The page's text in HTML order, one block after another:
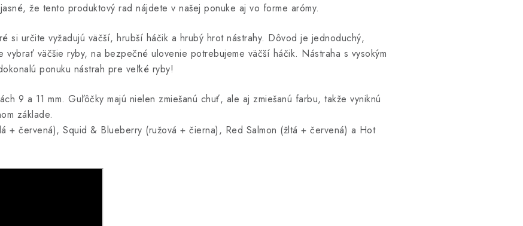
že tento produktový rad nájdete v našej ponuke aj vo forme arómy.
si určite vyžadujú väčší, hrubší háčik a hrubý hrot nástrahy. Dôvod je jednoduchý,
väčšie ryby, na bezpečné ulovenie potrebujeme väčší háčik. Nástraha s vysokým
ponuku nástrah pre veľké ryby!
9 a 11 mm. Guľôčky majú nielen zmiešanú chuť, ale aj zmiešanú farbu, takže vyniknú
základe.
+ červená), Squid & Blueberry (ružová + čierna), Red Salmon (žltá + červená) a Hot